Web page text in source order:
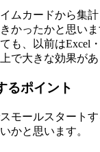
ムカードから集
かったかと思い
も、以前はExcel
で大きな効果があ
るポイント
モールスタート
かと思います。